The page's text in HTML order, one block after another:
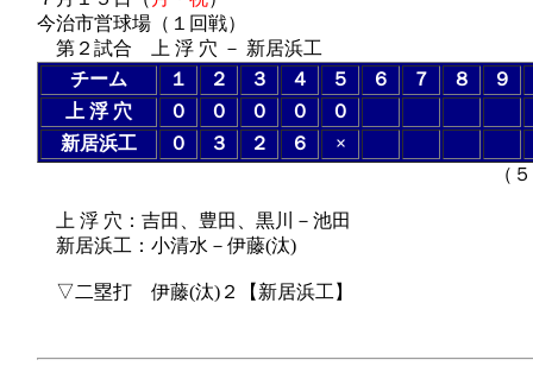
今治市営球場（１回戦）
第２試合 上 浮 穴 － 新居浜工
チーム
１ ２ ３ ４ ５ ６ ７ ８
９
上 浮 穴
０ ０ ０ ０
０
新居浜工
０ ３ ２ ６
×
（５回コールドゲ
上 浮 穴：吉田、豊田、黒川－池田
新居浜工：小清水－伊藤(汰)
▽二塁打 伊藤(汰)２【新居浜工】